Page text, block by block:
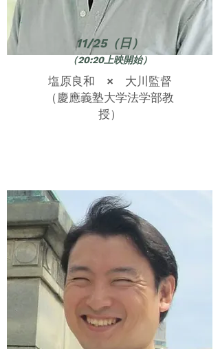
11/25（日）
（20:20上映開始）
塩原良和 × 大川監督
（慶應義塾大学法学部教
授）